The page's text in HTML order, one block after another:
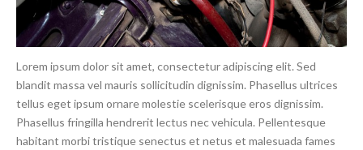
Lorem ipsum dolor sit amet, consectetur adipiscing elit. Sed
blandit massa vel mauris sollicitudin dignissim. Phasellus ultrices
tellus eget ipsum ornare molestie scelerisque eros dignissim.
Phasellus fringilla hendrerit lectus nec vehicula. Pellentesque
habitant morbi tristique senectus et netus et malesuada fames